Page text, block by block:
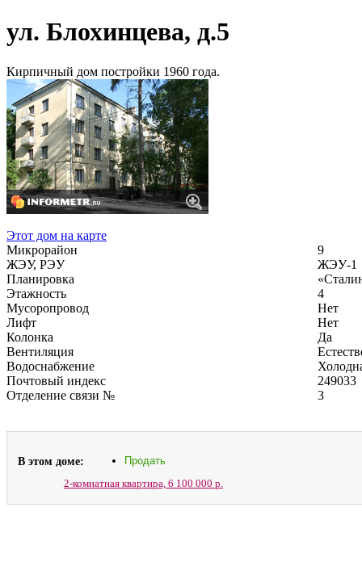
ул. Блохинцева, д.5
Кирпичный дом постройки 1960 года.
Этот дом на карте
Микрорайон
9
ЖЭУ, РЭУ
ЖЭУ-1
Планировка
Этажность
4
Мусоропровод
Нет
Лифт
Нет
Колонка
Да
Вентиляция
Водоснабжение
Почтовый индекс
249033
Отделение связи №
3
В этом доме: Продать
2-комнатная квартира, 6 100 000 р.